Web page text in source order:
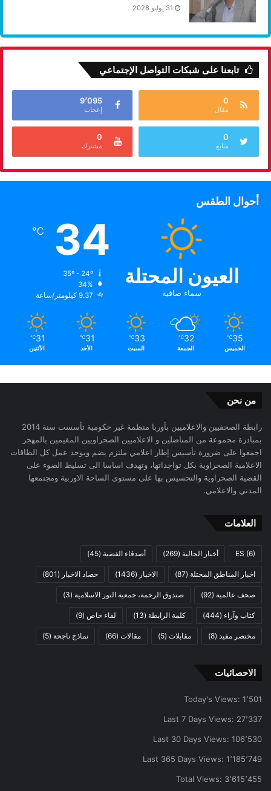
31 يوليو 2026
تابعنا على شبكات التواصل الإجتماعي
0
مقال
9٬095
إعجاب
0
متابع
0
مشترك
أحوال الطقس
العيون المحتلة
سماء صافية
34
℃
34%
9.37 كيلومتر/ساعة
35
℃
الخميس
32
℃
الجمعة
33
℃
السبت
31
℃
الأحد
31
℃
الأثنين
من نحن
رابطة الصحفيين والاعلاميين بأوربا منظمة غير حكومية تأسست سنة 2014
بمبادرة مجموعة من المناضلين و الاعلاميين الصحراويين المقيمين بالمهجر
اجمعوا على ضرورة تأسيس إطار اعلامي ملتزم يضم ويوحد عمل كل الطاقات
الاعلامية الصحراوية بكل تواجداتها، وتهدف اساسا الى تسليط الضوء على
القضية الصحراوية والتحسيس بها على مستوى الساحة الاوربية ومجتمعها
المدني والاعلامي.
العلامات
ES (6) أخبار الجالية (269) أصدقاء القضية (45)
اخبار المناطق المحتلة (87) الاخبار (1436) حصاد الاخبار (801)
صحف عالمية (92) صندوق الرحمة، جمعية النور الاسلامية (3)
كتاب وآراء (444) كلمة الرابطة (13) لقاء خاص (9)
مختصر مفيد (8) مقابلات (5) مقالات (66) نماذج ناجحة (5)
الاحصائيات
Today's Views: 1٬501
Last 7 Days Views: 27٬337
Last 30 Days Views: 106٬530
Last 365 Days Views: 1٬185٬749
Total Views: 3٬615٬455